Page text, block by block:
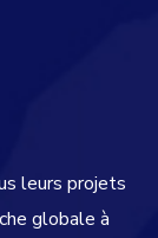
leurs projets
globale à